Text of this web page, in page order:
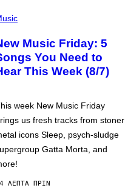
Music Friday: 5
You Need to
This Week (8/7)
week New Music Friday
us fresh tracks from stoner
icons Sleep, psych-sludge
Gatta Morta, and
ΛΕΠΤΆ ΠΡΙΝ